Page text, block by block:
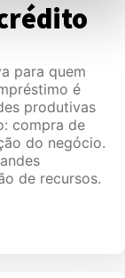
para quem
é
produtivas
compra de
do negócio.
de recursos.